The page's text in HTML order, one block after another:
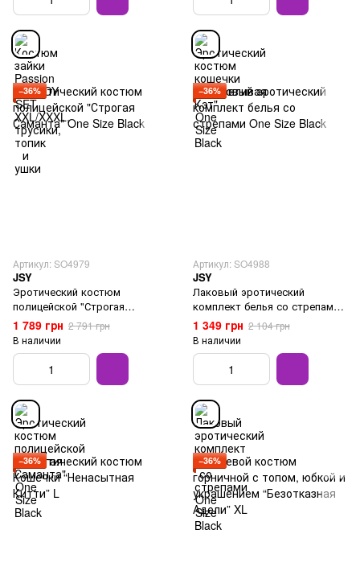
−36%
Артикул: SO4979
JSY
Эротический костюм
полицейской "Строгая
Саманта" One Size Black
1 789 грн 2 791 грн
В наличии
−36%
Артикул: SO4988
JSY
Лаковый эротический
комплект белья со стрепами
One Size Black
1 349 грн 2 104 грн
В наличии
−36% −36%